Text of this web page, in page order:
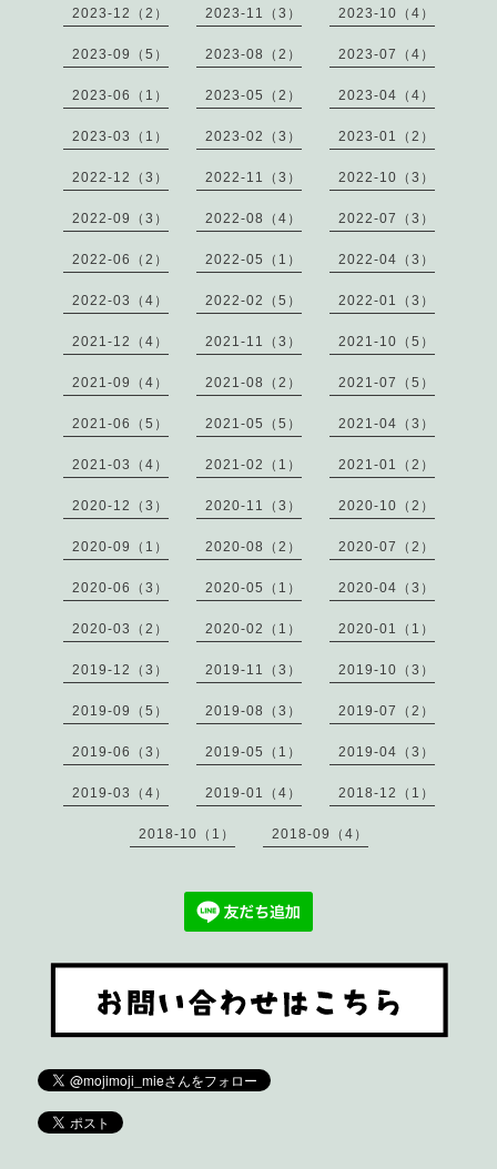
2023-12（2） 2023-11（3） 2023-10（4）
2023-09（5） 2023-08（2） 2023-07（4）
2023-06（1） 2023-05（2） 2023-04（4）
2023-03（1） 2023-02（3） 2023-01（2）
2022-12（3） 2022-11（3） 2022-10（3）
2022-09（3） 2022-08（4） 2022-07（3）
2022-06（2） 2022-05（1） 2022-04（3）
2022-03（4） 2022-02（5） 2022-01（3）
2021-12（4） 2021-11（3） 2021-10（5）
2021-09（4） 2021-08（2） 2021-07（5）
2021-06（5） 2021-05（5） 2021-04（3）
2021-03（4） 2021-02（1） 2021-01（2）
2020-12（3） 2020-11（3） 2020-10（2）
2020-09（1） 2020-08（2） 2020-07（2）
2020-06（3） 2020-05（1） 2020-04（3）
2020-03（2） 2020-02（1） 2020-01（1）
2019-12（3） 2019-11（3） 2019-10（3）
2019-09（5） 2019-08（3） 2019-07（2）
2019-06（3） 2019-05（1） 2019-04（3）
2019-03（4） 2019-01（4） 2018-12（1）
2018-10（1） 2018-09（4）